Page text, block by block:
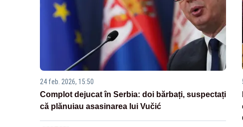
24 feb. 2026, 15:50
Complot dejucat în Serbia: doi bărbați, suspectați
că plănuiau asasinarea lui Vučić